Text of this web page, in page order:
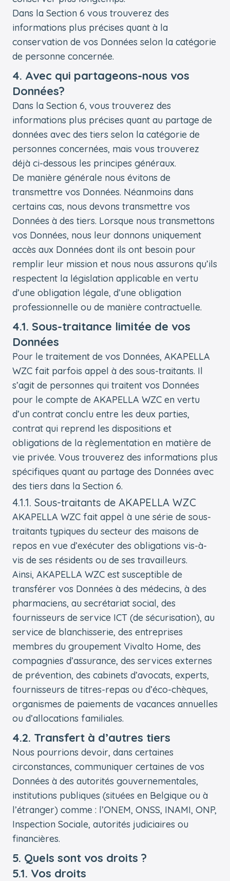
Dans la Section 6 vous trouverez des
informations plus précises quant à la
conservation de vos Données selon la catégorie
de personne concernée.
4. Avec qui partageons-nous vos
Données?
Dans la Section 6, vous trouverez des
informations plus précises quant au partage de
données avec des tiers selon la catégorie de
personnes concernées, mais vous trouverez
déjà ci-dessous les principes généraux.
De manière générale nous évitons de
transmettre vos Données. Néanmoins dans
certains cas, nous devons transmettre vos
Données à des tiers. Lorsque nous transmettons
vos Données, nous leur donnons uniquement
accès aux Données dont ils ont besoin pour
remplir leur mission et nous nous assurons qu’ils
respectent la législation applicable en vertu
d’une obligation légale, d’une obligation
professionnelle ou de manière contractuelle.
4.1. Sous-traitance limitée de vos
Données
Pour le traitement de vos Données, AKAPELLA
WZC fait parfois appel à des sous-traitants. Il
s’agit de personnes qui traitent vos Données
pour le compte de AKAPELLA WZC en vertu
d’un contrat conclu entre les deux parties,
contrat qui reprend les dispositions et
obligations de la règlementation en matière de
vie privée. Vous trouverez des informations plus
spécifiques quant au partage des Données avec
des tiers dans la Section 6.
4.1.1. Sous-traitants de AKAPELLA WZC
AKAPELLA WZC fait appel à une série de sous-
traitants typiques du secteur des maisons de
repos en vue d’exécuter des obligations vis-à-
vis de ses résidents ou de ses travailleurs.
Ainsi, AKAPELLA WZC est susceptible de
transférer vos Données à des médecins, à des
pharmaciens, au secrétariat social, des
fournisseurs de service ICT (de sécurisation), au
service de blanchisserie, des entreprises
membres du groupement Vivalto Home, des
compagnies d’assurance, des services externes
de prévention, des cabinets d’avocats, experts,
fournisseurs de titres-repas ou d’éco-chèques,
organismes de paiements de vacances annuelles
ou d’allocations familiales.
4.2. Transfert à d’autres tiers
Nous pourrions devoir, dans certaines
circonstances, communiquer certaines de vos
Données à des autorités gouvernementales,
institutions publiques (situées en Belgique ou à
l’étranger) comme : l’ONEM, ONSS, INAMI, ONP,
Inspection Sociale, autorités judiciaires ou
financières.
5. Quels sont vos droits ?
5.1. Vos droits